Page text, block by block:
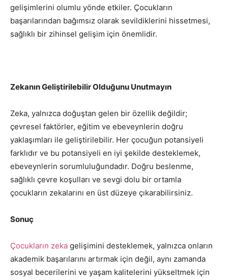
gelişimlerini olumlu yönde etkiler. Çocukların
başarılarından bağımsız olarak sevildiklerini hissetmesi,
sağlıklı bir zihinsel gelişim için önemlidir.
Zekanın Geliştirilebilir Olduğunu Unutmayın
Zeka, yalnızca doğuştan gelen bir özellik değildir;
çevresel faktörler, eğitim ve ebeveynlerin doğru
yaklaşımları ile geliştirilebilir. Her çocuğun potansiyeli
farklıdır ve bu potansiyeli en iyi şekilde desteklemek,
ebeveynlerin sorumluluğundadır. Doğru beslenme,
sağlıklı çevre koşulları ve sevgi dolu bir ortamla
çocukların zekalarını en üst düzeye çıkarabilirsiniz.
Sonuç
Çocukların zeka gelişimini desteklemek, yalnızca onların
akademik başarılarını artırmak için değil, aynı zamanda
sosyal becerilerini ve yaşam kalitelerini yükseltmek için